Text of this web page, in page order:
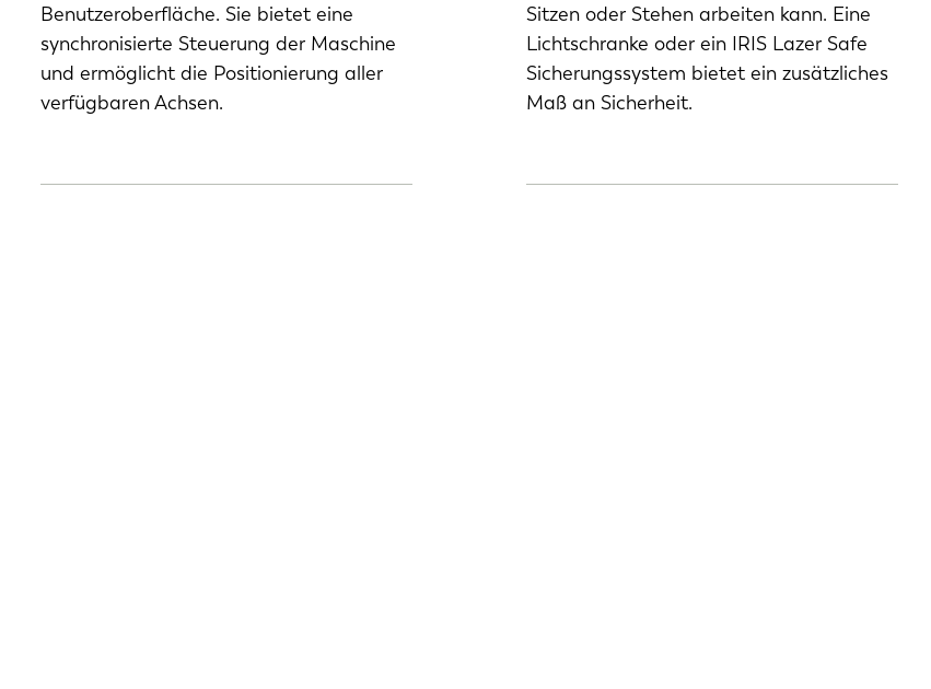
Benutzeroberfläche. Sie bietet eine
synchronisierte Steuerung der Maschine
und ermöglicht die Positionierung aller
verfügbaren Achsen.
Sitzen oder Stehen arbeiten kann. Eine
Lichtschranke oder ein IRIS Lazer Safe
Sicherungssystem bietet ein zusätzliches
Maß an Sicherheit.